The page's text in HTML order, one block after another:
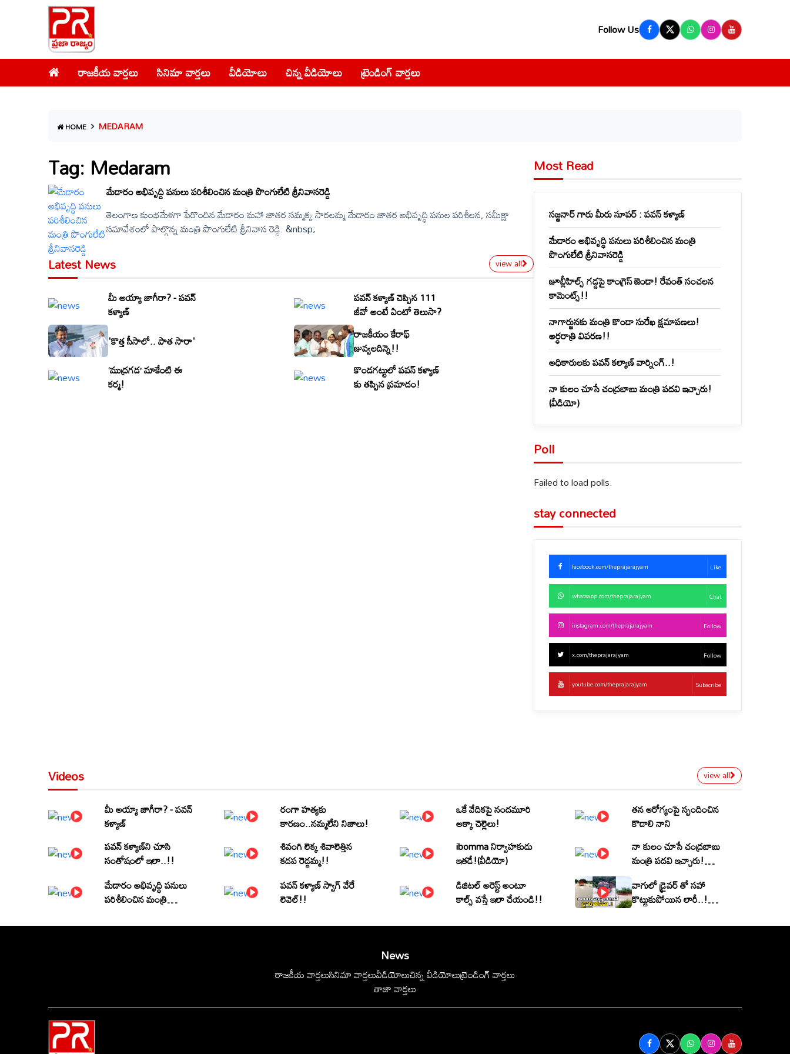
Follow Us
రాజకీయ వార్తలు సినిమా వార్తలు వీడియోలు చిన్న వీడియోలు ట్రెండింగ్ వార్తలు
HOME MEDARAM
Tag: Medaram
మేడారం అభివృద్ధి పనులు పరిశీలించిన మంత్రి పొంగులేటి శ్రీనివాసరెడ్డి
తెలంగాణ కుంభమేళగా పేరొందిన మేడారం మహా జాతర సమ్మక్క సారలమ్మ మేడారం జాతర అభివృద్ధి పనుల పరిశీలన, సమీక్షా
సమావేశంలో పాల్గొన్న మంత్రి పొంగులేటి శ్రీనివాస రెడ్డి. &nbsp;
Latest News view all
మీ అయ్యా జాగీరా? - పవన్
కళ్యాణ్
పవన్ కళ్యాణ్ చెప్పిన 111
జీవో అంటే ఏంటో తెలుసా?
'కొత్త సీసాలో.. పాత సారా'
రాజకీయం కేరాఫ్
జువ్వలదిన్నె!!
‘ముద్రగడ’ మాకేంటి ఈ
కర్మ!
కొండగట్టులో పవన్ కళ్యాణ్
కు తప్పిన ప్రమాదం!
Most Read
సజ్జనార్ గారు మీరు సూపర్ : పవన్ కళ్యాణ్
మేడారం అభివృద్ధి పనులు పరిశీలించిన మంత్రి
పొంగులేటి శ్రీనివాసరెడ్డి
జూబ్లీహిల్స్‌ గడ్డపై కాంగ్రెస్ జెండా! రేవంత్ సంచలన
కామెంట్స్!!
నాగార్జునకు మంత్రి కొండా సురేఖ క్షమాపణలు!
అర్ధరాత్రి వివరణ!!
అధికారులకు పవన్ కల్యాణ్ వార్నింగ్..!
నా కులం చూసే చంద్రబాబు మంత్రి పదవి ఇచ్చారు!
(వీడియో)
Poll
Failed to load polls.
stay connected
facebook.com/theprajarajyam Like
whatsapp.com/theprajarajyam Chat
instagram.com/theprajarajyam Follow
x.com/theprajarajyam Follow
youtube.com/theprajarajyam Subscribe
Videos view all
మీ అయ్యా జాగీరా? - పవన్
కళ్యాణ్
రంగా హత్యకు
కారణం..నమ్మలేని నిజాలు!
ఒకే వేదికపై నందమూరి
అక్కా చెల్లెలు!
తన ఆరోగ్యంపై స్పందించిన
కొడాలి నాని
పవన్ కళ్యాణ్‌ని చూసి
సంతోషంలో ఇలా..!!
శివంగి లెక్క శివాలెత్తిన
కడప రెడ్డమ్మ!!
ibomma నిర్వాహకుడు
ఇతడే!(వీడియో)
నా కులం చూసే చంద్రబాబు
మంత్రి పదవి ఇచ్చారు!
(వీడియో)
మేడారం అభివృద్ధి పనులు
పరిశీలించిన మంత్రి
పవన్ కళ్యాణ్ స్వాగ్ వేరే
లెవెల్!!
డిజిటల్ అరెస్ట్ అంటూ
కాల్స్ వస్తే ఇలా చేయండి!!
వాగులో డ్రైవర్ తో సహా
కొట్టుకుపోయిన లారీ..! |
Inflow In khammam |
News
రాజకీయ వార్తలుసినిమా వార్తలువీడియోలుచిన్న వీడియోలుట్రెండింగ్ వార్తలు
తాజా వార్తలు